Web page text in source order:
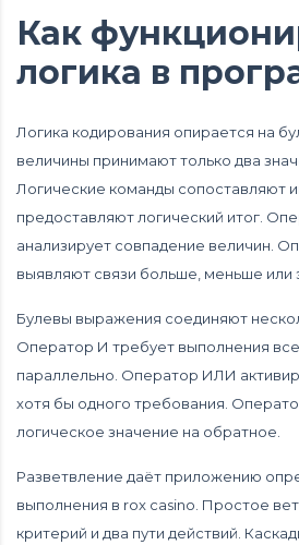
Как
логика в
Логика кодирования опирается на
величины принимают только два
Логические команды сопоставляют
предоставляют логический итог.
анализирует совпадение величин.
выявляют связи больше, меньше или
Булевы выражения соединяют
Оператор И требует выполнения
параллельно. Оператор ИЛИ
хотя бы одного требования.
логическое значение на обратное.
Разветвление даёт приложению
выполнения в rox casino. Простое
критерий и два пути действий.